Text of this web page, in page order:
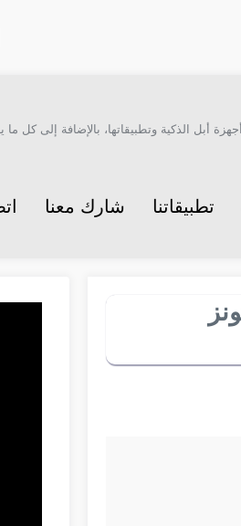
أبل الذكية وتطبيقاتها، بالإضافة إلى كل ما
تطبيقاتنا شارك معنا